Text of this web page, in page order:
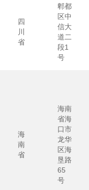
四
川
省
郫都
区中
信大
道二
段1
号
海
南
省
海南
省海
口市
龙华
区海
垦路
65
号